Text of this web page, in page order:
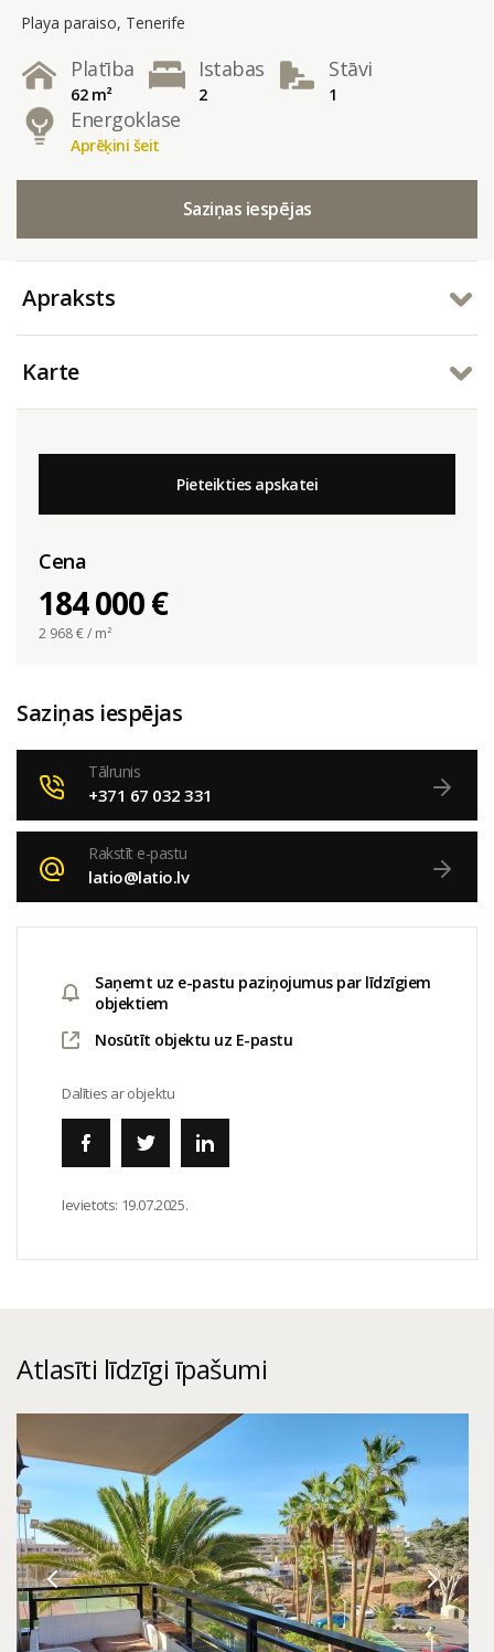
Playa paraiso, Tenerife
Platība
62 m²
Istabas
2
Stāvi
1
Energoklase
Aprēķini šeit
Saziņas iespējas
Apraksts
Karte
Pieteikties apskatei
Cena
184 000 €
2 968€ / m²
Saziņas iespējas
Tālrunis
+371 67 032 331
Rakstīt e-pastu
latio@latio.lv
Saņemt uz e-pastu paziņojumus par līdzīgiem
objektiem
Nosūtīt objektu uz E-pastu
Dalīties ar objektu
Ievietots: 19.07.2025.
Atlasīti līdzīgi īpašumi